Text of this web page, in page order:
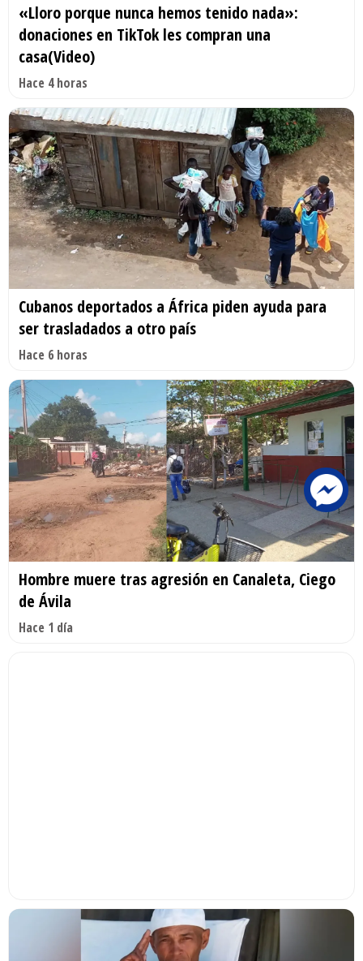
«Lloro porque nunca hemos tenido nada»:
donaciones en TikTok les compran una
casa(Video)
Hace 4 horas
Cubanos deportados a África piden ayuda para
ser trasladados a otro país
Hace 6 horas
Hombre muere tras agresión en Canaleta, Ciego
de Ávila
Hace 1 día